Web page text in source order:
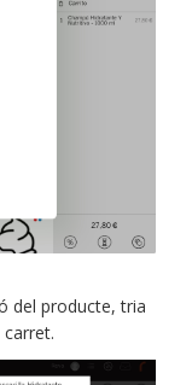
del producte, tria